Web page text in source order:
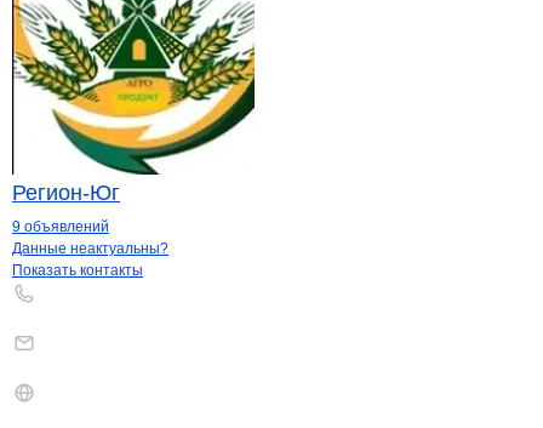
Регион-Юг
9 объявлений
Контактыкомпании
+7(800)000-00-..
Данные неактуальны?
Показать контакты